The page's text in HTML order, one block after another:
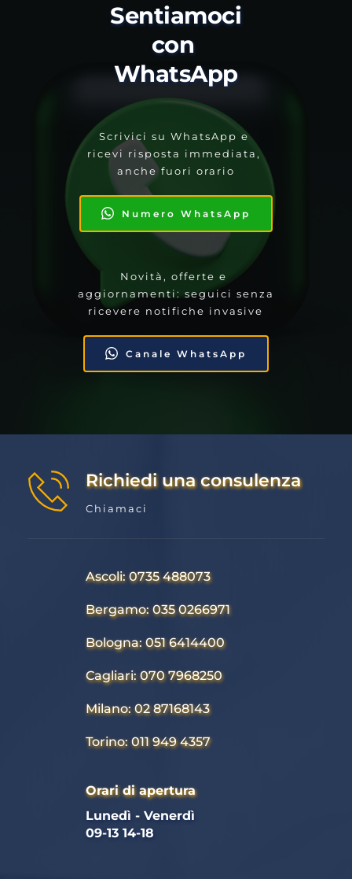
Sentiamoci
con
WhatsApp
Scrivici su WhatsApp e
ricevi risposta immediata,
anche fuori orario
Numero WhatsApp
Novità, offerte e
aggiornamenti: seguici senza
ricevere notifiche invasive
Canale WhatsApp
Richiedi una consulenza
Chiamaci
Ascoli: 0735 488073
Bergamo: 035 0266971
Bologna: 051 6414400
Cagliari: 070 7968250
Milano: 02 87168143
Torino: 011 949 4357
Orari di apertura
Lunedì - Venerdì
09-13 14-18